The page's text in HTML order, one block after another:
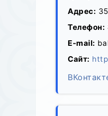
Адрес:
Телефон:
E-mail:
Сайт: